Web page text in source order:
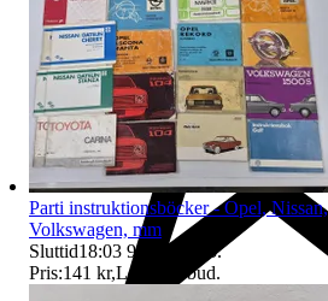
Parti instruktionsböcker - Opel,
Volkswagen, mm
Sluttid18:03 9 aug 18:03.
Pris:141 kr,Ledande bud.